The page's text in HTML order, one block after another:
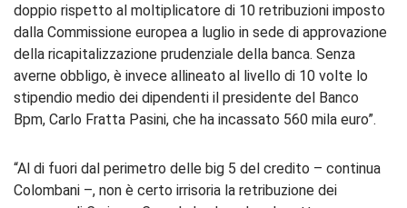
doppio rispetto al moltiplicatore di 10 retribuzioni imposto
dalla Commissione europea a luglio in sede di approvazione
della ricapitalizzazione prudenziale della banca. Senza
averne obbligo, è invece allineato al livello di 10 volte lo
stipendio medio dei dipendenti il presidente del Banco
Bpm, Carlo Fratta Pasini, che ha incassato 560 mila euro”.
“Al di fuori dal perimetro delle big 5 del credito – continua
Colombani –, non è certo irrisoria la retribuzione dei